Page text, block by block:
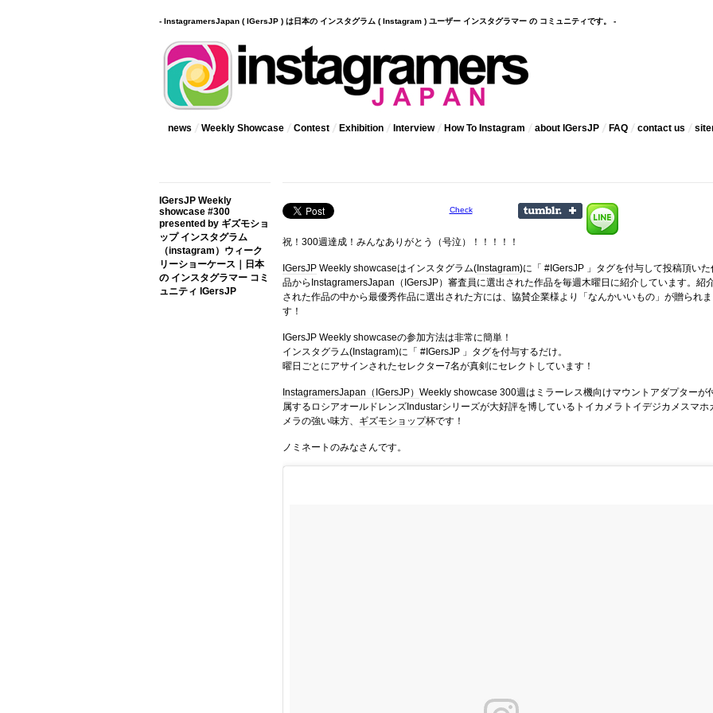
- InstagramersJapan ( IGersJP ) は日本の インスタグラム ( Instagram ) ユーザー インスタグラマー の コミュニティです。 -
news Weekly Showcase Contest Exhibition Interview How To Instagram about IGersJP FAQ contact us
IGersJP Weekly
showcase #300
presented by ギズモショ
ップ インスタグラム
（instagram）ウィーク
リーショーケース｜日本
の インスタグラマー コミ
ュニティ IGersJP
Check
祝！300週達成！みんなありがとう（号泣）！！！！！
IGersJPWeekly showcaseはインスタグラム(Instagram)に「 #IGersJP 」タグを付与して投稿頂いた
品からInstagramersJapan（IGersJP）審査員に選出された作品を毎週木曜日に紹介しています。紹
された作品の中から最優秀作品に選出された方には、協賛企業様より「なんかいいもの」が贈られま
す！
IGersJP Weekly showcaseの参加方法は非常に簡単！
インスタグラム(Instagram)に「 #IGersJP 」タグを付与するだけ。
曜日ごとにアサインされたセレクター7名が真剣にセレクトしています！
InstagramersJapan（IGersJP） Weekly showcase 300週はミラーレス機向けマウントアダプターが
属するロシアオールドレンズIndustarシリーズが大好評を博しているトイカメラトイデジカメスマホ
メラの強い味方、
ギズモショップ杯です！
ノミネートのみなさんです。